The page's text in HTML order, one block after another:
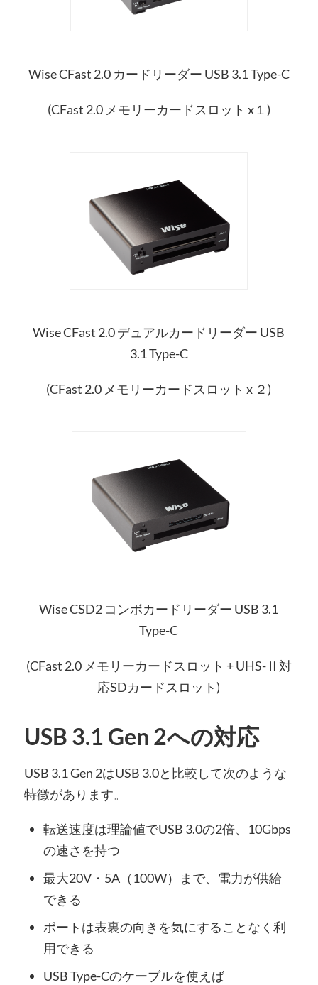
Wise CFast 2.0 カードリーダー USB 3.1 Type-C
(CFast 2.0 メモリーカードスロット x１)
Wise CFast 2.0 デュアルカードリーダー USB
3.1 Type-C
(CFast 2.0 メモリーカードスロット x ２)
Wise CSD2 コンボカードリーダー USB 3.1
Type-C
(CFast 2.0 メモリーカードスロット + UHS-Ⅱ対
応SDカードスロット)
USB 3.1 Gen 2への対応
USB 3.1 Gen 2はUSB 3.0と比較して次のような
特徴があります。
転送速度は理論値でUSB 3.0の2倍、10Gbps
の速さを持つ
最大20V・5A（100W）まで、電力が供給
できる
ポートは表裏の向きを気にすることなく利
用できる
USB Type-Cのケーブルを使えば